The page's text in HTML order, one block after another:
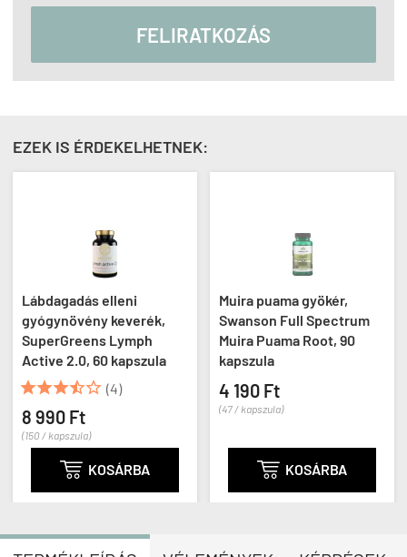
FELIRATKOZÁS
EZEK IS ÉRDEKELHETNEK:
Lábdagadás elleni
gyógynövény keverék,
SuperGreens Lymph
Active 2.0, 60 kapszula
 (4)
8 990 Ft
(150 / kapszula)
 KOSÁRBA
Muira puama gyökér,
Swanson Full Spectrum
Muira Puama Root, 90
kapszula
4 190 Ft
(47 / kapszula)
 KOSÁRBA